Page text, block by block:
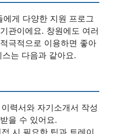
게 다양한 지원 프로그
관이에요. 창원에도 여러
극적으로 이용하면 좋아
는 다음과 같아요.
이력서와 자기소개서 작성
을 수 있어요.
시 필요한 팁과 트레이